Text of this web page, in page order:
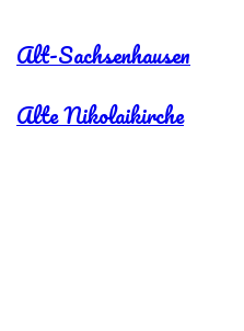
Alt-Sachsenhausen
Alte Nikolaikirche